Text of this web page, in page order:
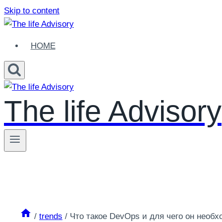
Skip to content
HOME
The life Advisory
/ trends / Что такое DevOps и для чего он